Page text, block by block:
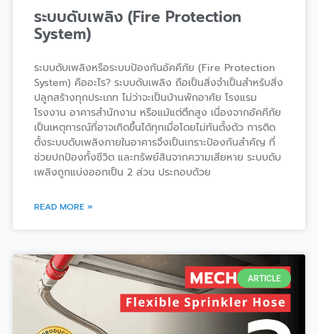
ระบบดับเพลิง (Fire Protection
System)
ระบบดับเพลิงหรือระบบป้องกันอัคคีภัย (Fire Protection
System) คืออะไร? ระบบดับเพลิง ถือเป็นสิ่งจำเป็นสำหรับสิ่ง
ปลูกสร้างทุกประเภท ไม่ว่าจะเป็นบ้านพักอาศัย โรงแรม
โรงงาน อาคารสำนักงาน หรือแม้แต่ตึกสูง เนื่องจากอัคคีภัย
เป็นเหตุการณ์ที่อาจเกิดขึ้นได้ทุกเมื่อโดยไม่ทันตั้งตัว การติด
ตั้งระบบดับเพลิงภายในอาคารจึงเป็นเกราะป้องกันสำคัญ ที่
ช่วยปกป้องทั้งชีวิต และทรัพย์สินจากความเสียหาย ระบบดับ
เพลิงถูกแบ่งออกเป็น 2 ส่วน ประกอบด้วย
READ MORE »
ARTICLE